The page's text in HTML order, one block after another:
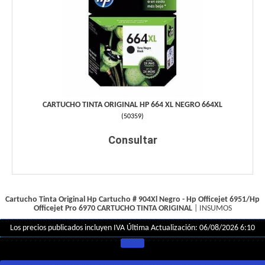
CARTUCHO TINTA ORIGINAL HP 664 XL NEGRO 664XL
(50359)
Consultar
Cartucho Tinta Original Hp Cartucho # 904Xl Negro - Hp Officejet 6951/Hp
Officejet Pro 6970 CARTUCHO TINTA ORIGINAL| INSUMOS
Los precios publicados incluyen IVA Última Actualización: 06/08/2026 6:10